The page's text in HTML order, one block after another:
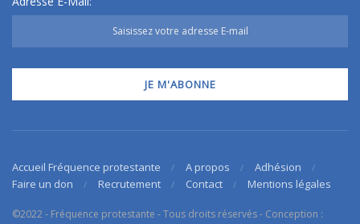
Accueil Fréquence protestante A propos
Adhésion
Faire un don
Recrutement Contact Mentions légales
©2022 - Fréquence protestante - Tous droits réservés - Conception :